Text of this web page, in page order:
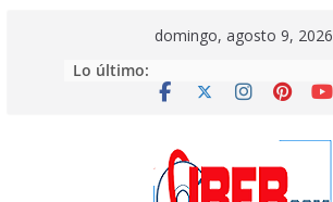
domingo, agosto 9, 2026
Lo último: